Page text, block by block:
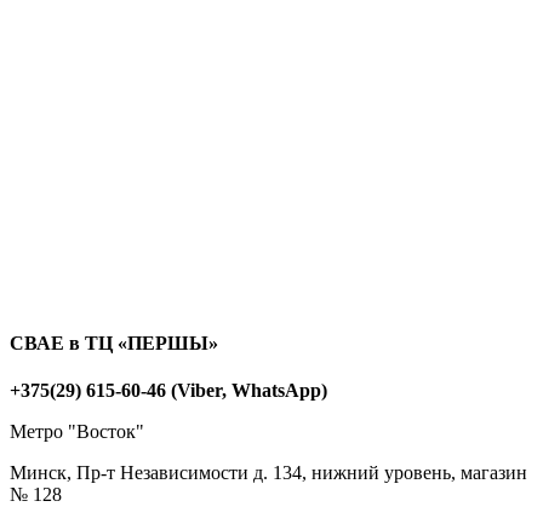
СВАЕ в ТЦ «ПЕРШЫ»
+375(29) 615-60-46 (Viber, WhatsApp)
Метро "Восток"
Минск, Пр-т Независимости д. 134, нижний уровень, магазин
№ 128